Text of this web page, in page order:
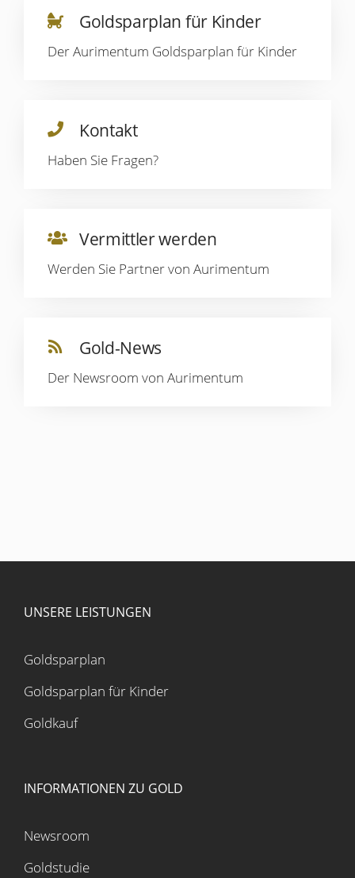
Goldsparplan für Kinder
Der Aurimentum Goldsparplan für Kinder
Kontakt
Haben Sie Fragen?
Vermittler werden
Werden Sie Partner von Aurimentum
Gold-News
Der Newsroom von Aurimentum
UNSERE LEISTUNGEN
Goldsparplan
Goldsparplan für Kinder
Goldkauf
INFORMATIONEN ZU GOLD
Newsroom
Goldstudie